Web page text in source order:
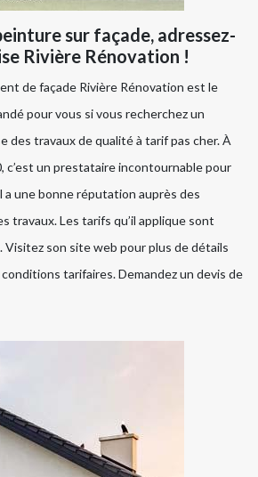
sur façade, adressez-
Rivière Rénovation !
de façade Rivière Rénovation est le
pour vous si vous recherchez un
des travaux de qualité à tarif pas cher. À
c’est un prestataire incontournable pour
a une bonne réputation auprès des
travaux. Les tarifs qu’il applique sont
Visitez son site web pour plus de détails
tarifaires. Demandez un devis de